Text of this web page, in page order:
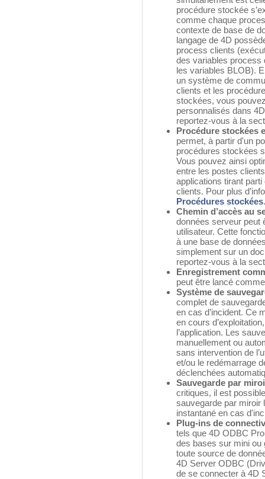
procédure stockée
comme chaque
contexte de base de
langage de 4D
process clients
des variables process
les variables BLOB).
un système de
clients et les
stockées, vous
personnalisés dans
reportez-vous à la
Procédure stockées
permet, à partir d'un
procédures stockées
Vous pouvez ainsi
entre les postes
applications tirant
clients. Pour plus
Procédures stockées.
Chemin d’accès au
données serveur peut
utilisateur. Cette
à une base de
simplement sur un
reportez-vous à la
Enregistrement
peut être lancé
Système de
complet de
en cas d’incident. Ce
en cours
l’application. Les
manuellement ou
sans intervention de
et/ou le redémarrage
déclenchées
Sauvegarde par
critiques, il est
sauvegarde par miroir
instantané en cas
Plug-ins de
tels que 4D ODBC
des bases sur mini
toute source de
4D Server ODBC
de se connecter à 4D